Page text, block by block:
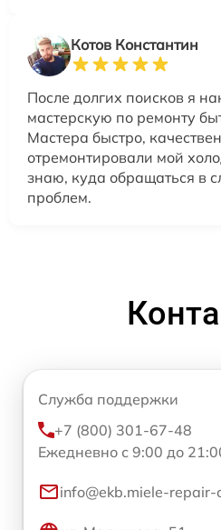
Котов Константин
После долгих поисков я
мастерскую по ремонту
Мастера быстро,
отремонтировали мой
знаю, куда обращаться в
проблем.
Служба поддержки
+7 (800) 301-67-48
Ежедневно с 9:00 до
info@ekb.miele-repair-